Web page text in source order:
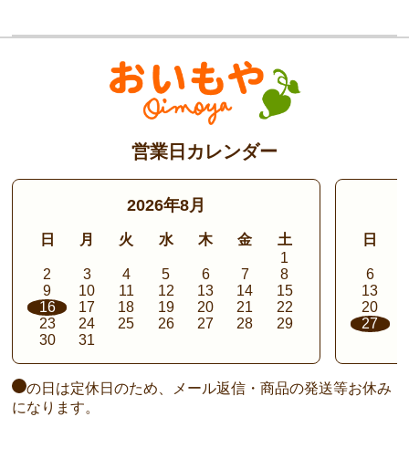
営業日カレンダー
2026年8月
日 月 火 水 木 金
土
1
2
3 4 5 6 7
8
9
10 11 12 13 14
15
16
17 18 19 20 21
22
23
24 25 26 27 28
29
30
31
日
6
13
20
27
の日は定休日のため、メール返信・商品の発送等お休み
になります。